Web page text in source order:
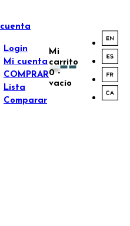
Login
Mi cuenta
COMPRAR
Lista
Comparar
Mi
carrito
0 -
vacío